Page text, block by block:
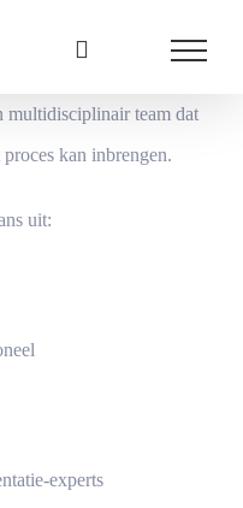
multidisciplinair team dat
kan inbrengen.
uit:
experts